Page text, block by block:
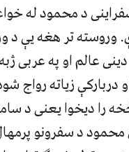
د محمود له
وروسته تر هغه یې د
عالم او په عربی
دربارکې زیاته رواج
څخه را دیخوا یعنی د
د سفرونو